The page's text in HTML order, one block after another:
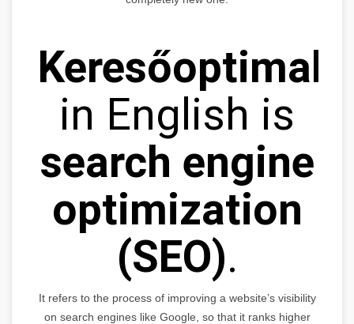
in English is
search engine
optimization
(SEO).
It refers to the process of improving a website’s visibility
on search engines like Google, so that it ranks higher